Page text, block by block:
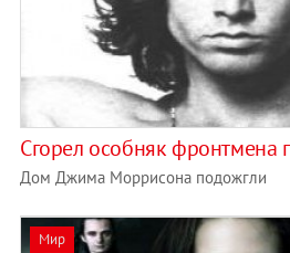
Cгорел особняк фронтмена
Дом Джима Моррисона подожгли
Мир